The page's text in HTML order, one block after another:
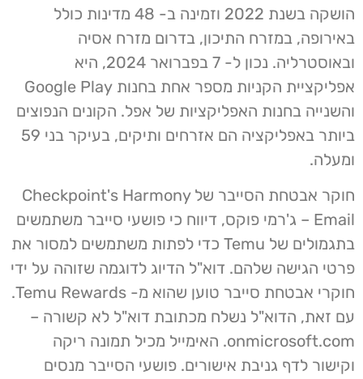
הושקה בשנת 2022 וזמינה ב- 48 מדינות כולל
באירופה, במזרח התיכון, בדרום מזרח אסיה
ובאוסטרליה. נכון ל- 7 בפברואר 2024, היא
אפליקציית הקניות מספר אחת בחנות Google Play
והשנייה בחנות האפליקציות של אפל. הקונים הנפוצים
ביותר באפליקציה הם אזרחים ותיקים, בעיקר בני 59
ומעלה.
חוקר אבטחת הסייבר של Checkpoint's Harmony
Email – ג'רמי פוקס, דיווח כי פושעי סייבר משתמשים
בתגמולים של Temu כדי לפתות משתמשים למסור את
פרטי הגישה שלהם. דוא"ל הדיוג לדוגמה שזוהה על ידי
חוקרי אבטחת סייבר טוען שהוא מ- Temu Rewards.
עם זאת, הדוא"ל נשלח מכתובת דוא"ל לא קשורה –
onmicrosoft.com. האימייל מכיל תמונה ריקה
וקישור לדף גניבת אישורים. פושעי הסייבר מנסים